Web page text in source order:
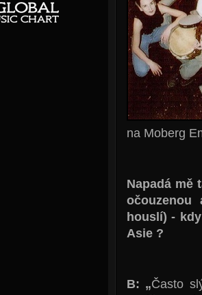
na Moberg
Napadá mě
houslí) -
Asie ?
B: „Často